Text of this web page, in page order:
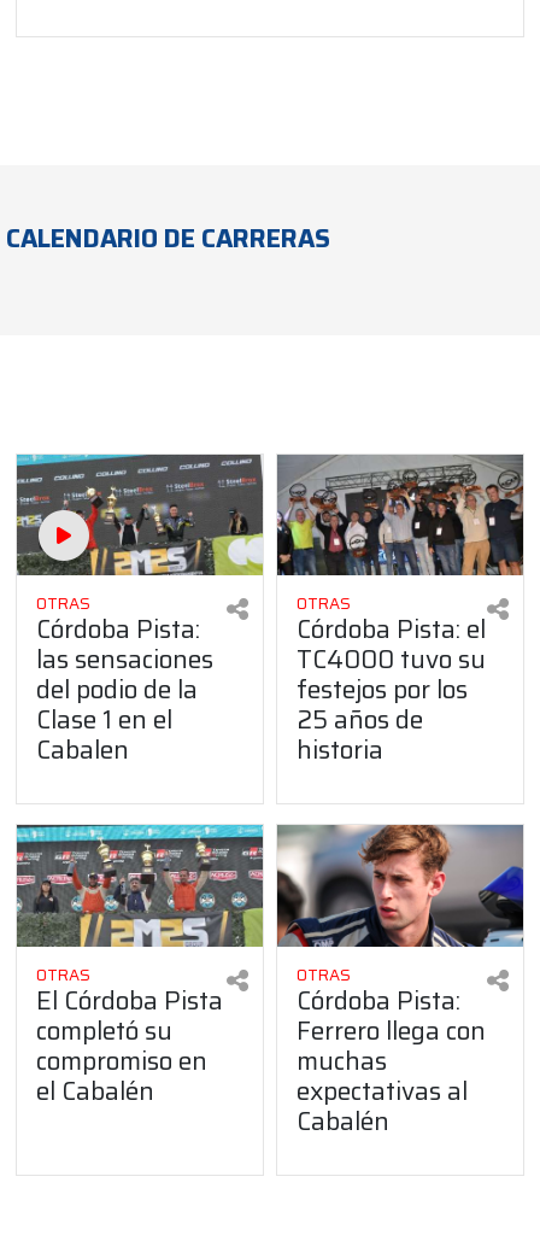
CALENDARIO DE CARRERAS
OTRAS
Córdoba Pista:
las sensaciones
del podio de la
Clase 1 en el
Cabalen
OTRAS
Córdoba Pista: el
TC4000 tuvo su
festejos por los
25 años de
historia
OTRAS
El Córdoba Pista
completó su
compromiso en
el Cabalén
OTRAS
Córdoba Pista:
Ferrero llega con
muchas
expectativas al
Cabalén